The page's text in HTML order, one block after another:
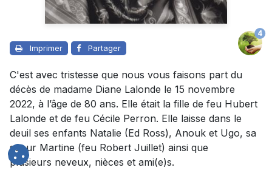
Imprimer Partager
4
C'est avec tristesse que nous vous faisons part du
décès de madame Diane Lalonde le 15 novembre
2022, à l’âge de 80 ans. Elle était la fille de feu Hubert
Lalonde et de feu Cécile Perron. Elle laisse dans le
deuil ses enfants Natalie (Ed Ross), Anouk et Ugo, sa
soeur Martine (feu Robert Juillet) ainsi que
plusieurs neveux, nièces et ami(e)s.